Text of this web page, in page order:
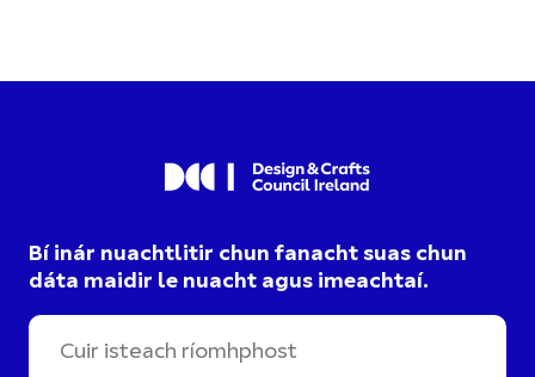
Bí inár nuachtlitir chun fanacht suas chun
dáta maidir le nuacht agus imeachtaí.